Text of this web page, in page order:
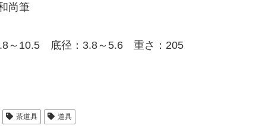
尚筆
～10.5 底径：3.8～5.6 重さ：205
茶道具 道具